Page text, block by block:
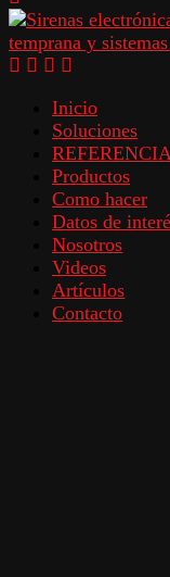
Inicio
Soluciones
Productos
Como hacer
Datos de
Nosotros
Videos
Artículos
Contacto